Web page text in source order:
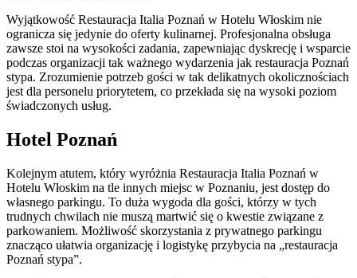
Wyjątkowość Restauracja Italia Poznań w Hotelu Włoskim nie
ogranicza się jedynie do oferty kulinarnej. Profesjonalna obsługa
zawsze stoi na wysokości zadania, zapewniając dyskrecję i wsparcie
podczas organizacji tak ważnego wydarzenia jak restauracja Poznań
stypa. Zrozumienie potrzeb gości w tak delikatnych okolicznościach
jest dla personelu priorytetem, co przekłada się na wysoki poziom
świadczonych usług.
Hotel Poznań
Kolejnym atutem, który wyróżnia Restauracja Italia Poznań w
Hotelu Włoskim na tle innych miejsc w Poznaniu, jest dostęp do
własnego parkingu. To duża wygoda dla gości, którzy w tych
trudnych chwilach nie muszą martwić się o kwestie związane z
parkowaniem. Możliwość skorzystania z prywatnego parkingu
znacząco ułatwia organizację i logistykę przybycia na „restauracja
Poznań stypa”.